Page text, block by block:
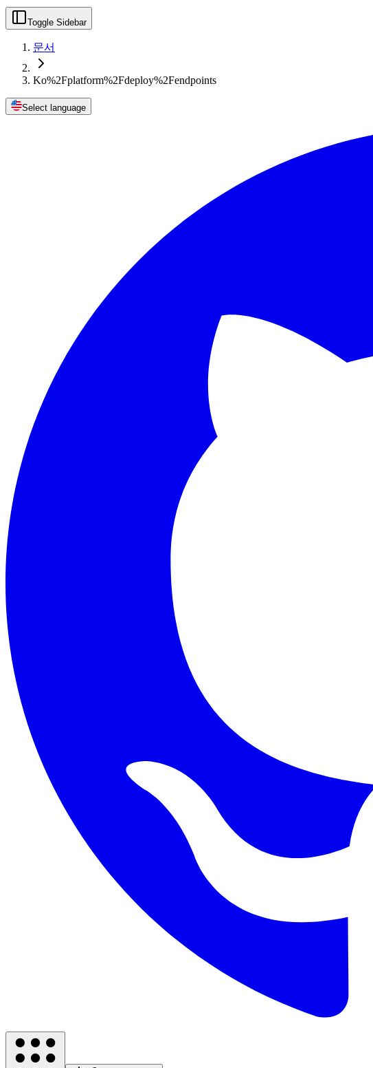
Toggle Sidebar
문서
Ko%2Fplatform%2Fdeploy%2Fendpoints
Select language